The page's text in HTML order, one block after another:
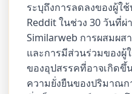
ระบุถึงการลดลงของผู้ใ
Reddit ในช่วง 30 วันที่
Similarweb การผสมผ
และการมีส่วนร่วมของ
ของอุปสรรคที่อาจเกิดขึ้
ความยั่งยืนของปริมาณก